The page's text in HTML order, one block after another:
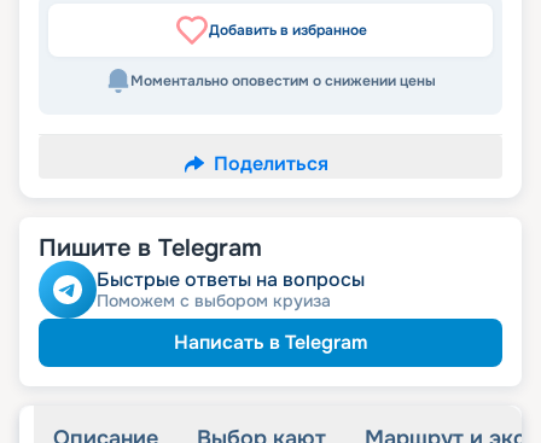
Добавить в избранное
Моментально оповестим о снижении цены
Поделиться
Пишите в Telegram
Быстрые ответы на вопросы
Поможем с выбором круиза
Написать в Telegram